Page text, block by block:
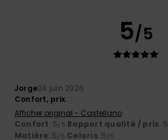
5/5
Jorge24 juin 2026
Confort, prix.
Afficher original - Castellano
Confort: 5/5 Rapport qualité / prix: 5
Matière: 5/5 Coloris: 5 /5